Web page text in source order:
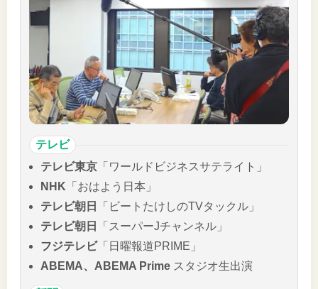
テレビ
テレビ東京 「ワールドビジネスサテライト」
NHK 「おはよう日本」
テレビ朝日
「ビートたけしのTVタックル」
テレビ朝日
「スーパーJチャンネル」
フジテレビ「日曜報道PRIME」
ABEMA、ABEMA Prime スタジオ生出演